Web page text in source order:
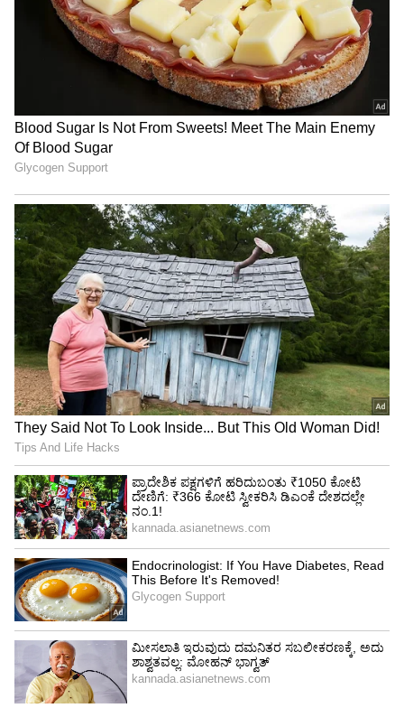
Related Articles
Fifa World Cup 2026: 300 ಕೆಜಿ ಮೀನು, 6000
ಕಿತ್ತಳೆ ಹಣ್ಣು..! ವಿಶ್ವಕಪ್ ಟೂರ್ನಿಗಾಗಿ ತಾಯ್ನಾಡಿನ
ಆಹಾರ ತಂದ ಟೀಮ್‌
ಒಂದೇ ಒಂದು ತಪ್ಪಾದ್ರೂ ಪ್ರಾಣಕ್ಕೆ ಕುತ್ತು, ಫಿಫಾ
ವಿಶ್ವಕಪ್‌ ಬಗ್ಗೆ ಪ್ಲೇಯರ್ಸ್‌ಗೆ ಎಚ್ಚರಿಸಿದ ಸ್ವಿಜರ್ಲೆಂಡ್‌
ಟೀಮ್‌!
3
5
ಮೊದಲ ಪಂದ್ಯದಲ್ಲೇ ಮೂರು ರೆಡ್ ಕಾರ್ಡ್‌ಗಳ ಬೇಡದ
ದಾಖಲೆ
ಫುಟ್‌ಬಾಲ್ ಇತಿಹಾಸದಲ್ಲಿ ಅಪರೂಪ ಎನ್ನುವಂತೆ, ವಿಶ್ವಕಪ್‌ನ
ಮೊದಲ ಪಂದ್ಯದಲ್ಲೇ ರೆಫರಿ ಒಬ್ಬರಲ್ಲ, ಇಬ್ಬರಲ್ಲ ಬರೋಬ್ಬರಿ